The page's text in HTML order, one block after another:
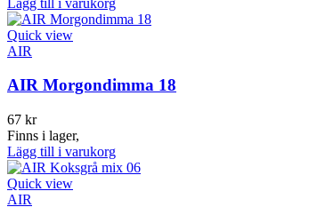
Quick view
AIR
AIR Morgondimma 18
67 kr
Finns i lager,
Lägg till i varukorg
Quick view
AIR